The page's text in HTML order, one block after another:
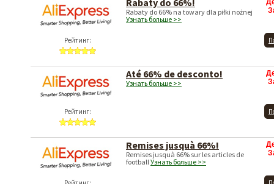
Рейтинг:
Rabaty do 66%!
Rabaty do 66% na towary dla piłki nożnej
Узнать больше >>
Рейтинг:
Até 66% de desconto!
Узнать больше >>
Remises jusquà 66%!
Remises jusquà 66% sur les articles de
footballУзнать больше >>